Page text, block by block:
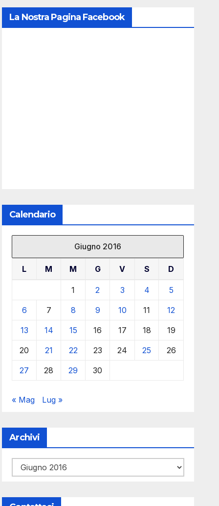
La Nostra Pagina Facebook
Calendario
Giugno 2016
L M M G V S D
1 2 3 4 5
6 7 8 9 10 11 12
13 14 15 16 17 18 19
20 21 22 23 24 25 26
27 28 29 30
« Mag Lug »
Archivi
Archivi